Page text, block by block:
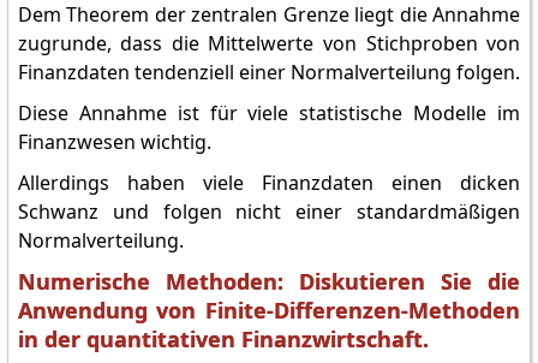
Dem Theorem der zentralen Grenze liegt die Annahme
zugrunde, dass die Mittelwerte von Stichproben von
Finanzdaten tendenziell einer Normalverteilung folgen.
Diese Annahme ist für viele statistische Modelle im
Finanzwesen wichtig.
Allerdings haben viele Finanzdaten einen dicken
Schwanz und folgen nicht einer standardmäßigen
Normalverteilung.
Numerische Methoden: Diskutieren Sie die
Anwendung von Finite-Differenzen-Methoden
in der quantitativen Finanzwirtschaft.